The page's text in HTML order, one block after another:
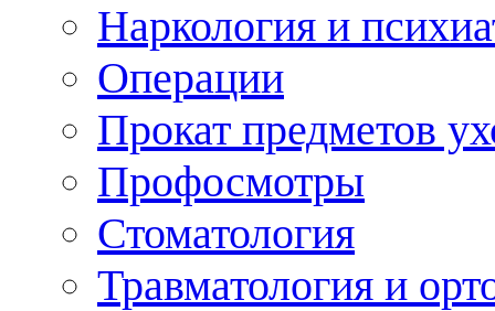
Наркология и
Операции
Прокат предметов
Профосмотры
Стоматология
Травматология и